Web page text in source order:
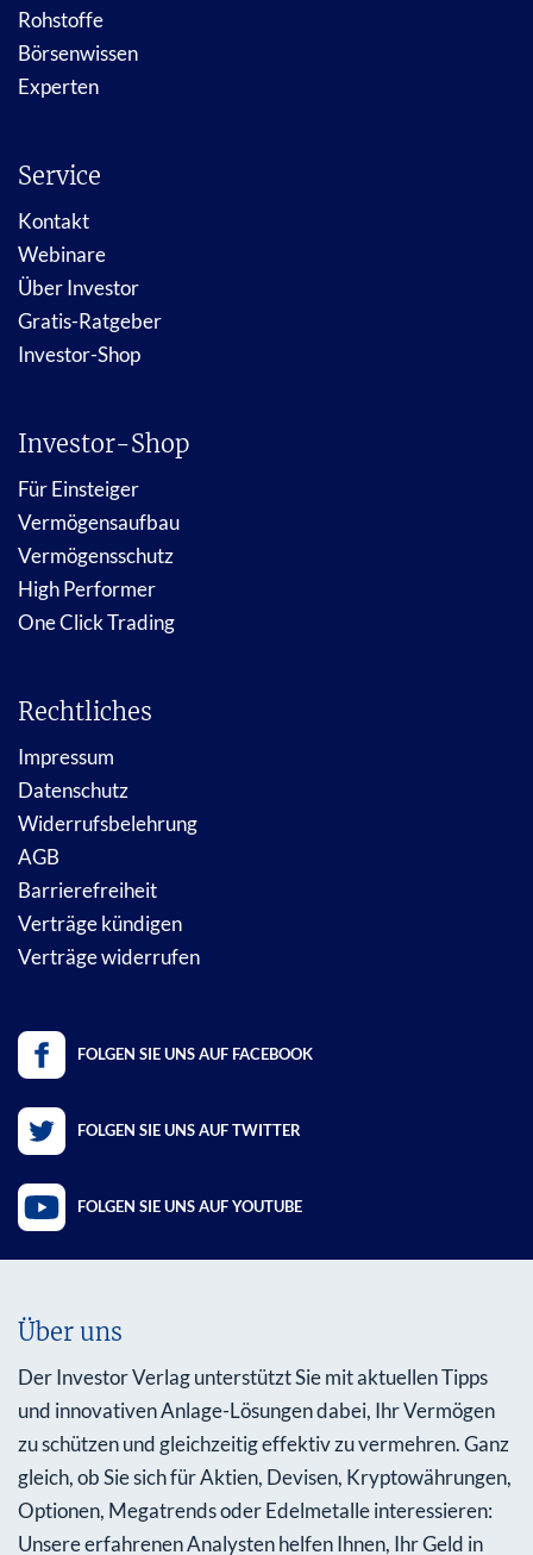
Rohstoffe
Börsenwissen
Experten
Service
Kontakt
Webinare
Über Investor
Gratis-Ratgeber
Investor-Shop
Investor-Shop
Für Einsteiger
Vermögensaufbau
Vermögensschutz
High Performer
One Click Trading
Rechtliches
Impressum
Datenschutz
Widerrufsbelehrung
AGB
Barrierefreiheit
Verträge kündigen
Verträge widerrufen
FOLGEN SIE UNS AUF FACEBOOK
FOLGEN SIE UNS AUF TWITTER
FOLGEN SIE UNS AUF YOUTUBE
Über uns
Der Investor Verlag unterstützt Sie mit aktuellen Tipps
und innovativen Anlage-Lösungen dabei, Ihr Vermögen
zu schützen und gleichzeitig effektiv zu vermehren. Ganz
gleich, ob Sie sich für Aktien, Devisen, Kryptowährungen,
Optionen, Megatrends oder Edelmetalle interessieren:
Unsere erfahrenen Analysten helfen Ihnen, Ihr Geld in